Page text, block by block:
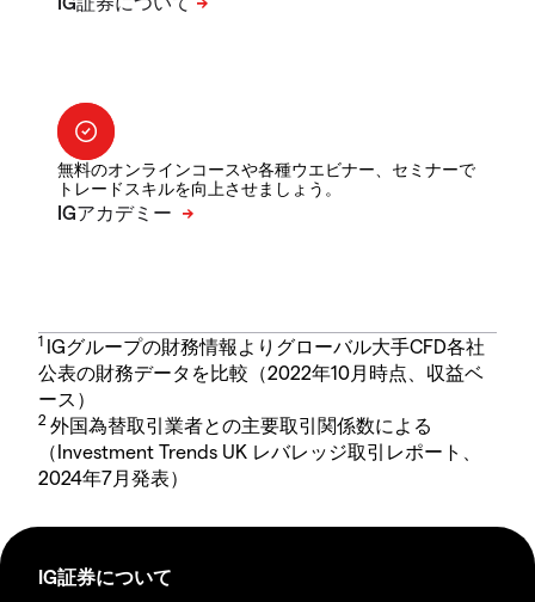
無料のオンラインコースや各種ウエビナー、セミナーで
トレードスキルを向上させましょう。
1 IGグループの財務情報よりグローバル大手CFD各社
公表の財務データを比較（2022年10月時点、収益ベ
ース）
2 外国為替取引業者との主要取引関係数による
（Investment Trends UK レバレッジ取引レポート、
2024年7月発表）
IG証券について